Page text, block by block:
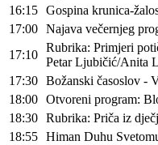
16:15 Gospina krunica-
17:00 Najava večernjeg
17:10
Rubrika: Primjeri
Petar Ljubičić/Anita
17:30 Božanski časoslov -
18:00 Otvoreni program:
18:30 Rubrika: Priča iz
18:55 Himan Duhu